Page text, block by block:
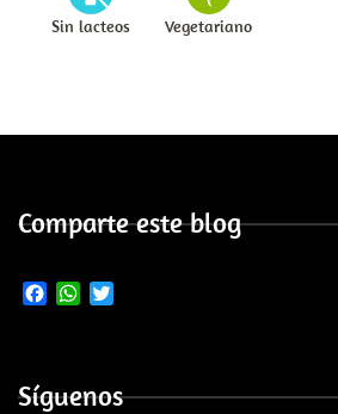
Sin lacteos Vegetariano
Comparte este blog
Síguenos